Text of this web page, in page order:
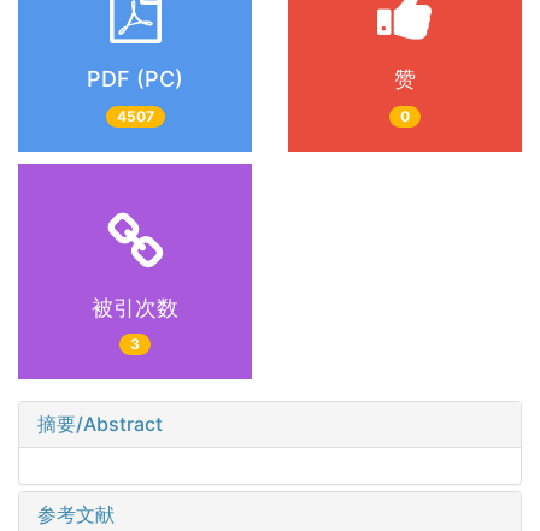
PDF (PC)
4507
赞
0
被引次数
3
摘要/Abstract
参考文献